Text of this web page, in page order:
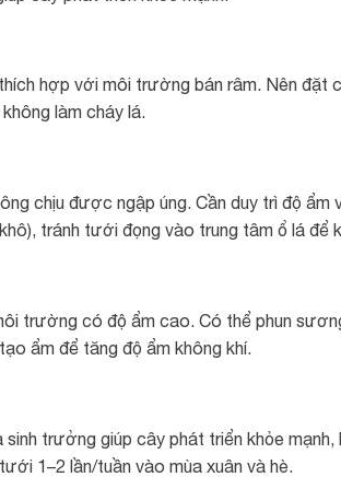
hợp với môi trường bán râm. Nên đặt
làm cháy lá.
chịu được ngập úng. Cần duy trì độ
tránh tưới đọng vào trung tâm ổ lá để
trường có độ ẩm cao. Có thể phun
ẩm để tăng độ ẩm không khí.
sinh trưởng giúp cây phát triển khỏe
1–2 lần/tuần vào mùa xuân và hè.